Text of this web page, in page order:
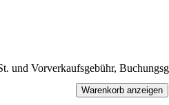
und Vorverkaufsgebühr,
Warenkorb anzeigen